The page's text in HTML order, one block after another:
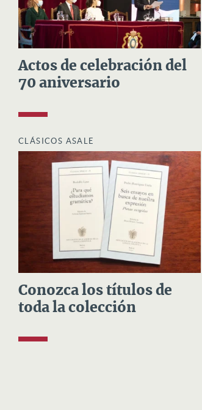
Actos de celebración del
70 aniversario
CLÁSICOS ASALE
Conozca los títulos de
toda la colección